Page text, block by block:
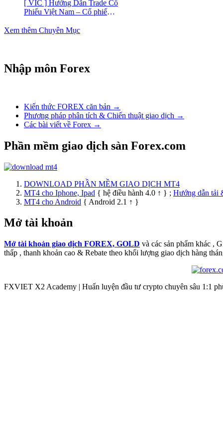
[ VIC ] Hướng Dẫn Trade Cổ
Phiếu Việt Nam – Cổ phiếu
Xem thêm Chuyên Mục
Nhập môn Forex
Kiến thức FOREX căn bản →
Phương pháp phân tích & Chiến thuật giao dịch →
Các bài viết về Forex →
Phần mềm giao dịch sàn Forex.com
DOWNLOAD PHẦN MỀM GIAO DỊCH MT4
MT4 cho Iphone, Ipad { hệ điều hành 4.0 ↑ } ; Hướng dẫn tải
MT4 cho Android { Android 2.1 ↑ }
Mở tài khoản
Mở tài khoản giao dịch FOREX, GOLD và các sản phẩm khác ,
thấp , thanh khoản cao & Rebate theo khối lượng giao dịch hàng
FXVIET X2 Academy | Huấn luyện đầu tư crypto chuyên sâu 1:1